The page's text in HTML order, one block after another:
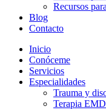
Recursos
Blog
Contacto
Inicio
Conóceme
Servicios
Especialidades
Trauma y
Terapia